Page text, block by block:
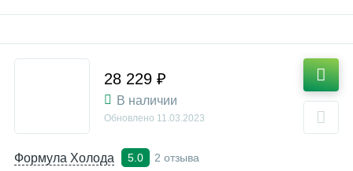
Формула Холода 5.0
2 отзыва
28 229 ₽
В наличии
Обновлено 11.03.2023